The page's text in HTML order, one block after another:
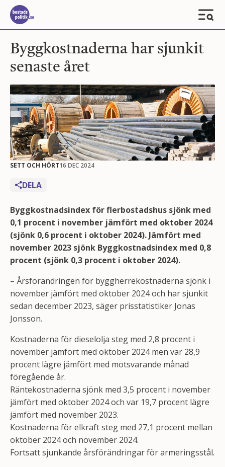
Byggkostnaderna har sjunkit
senaste året
SETT OCH HÖRT16 DEC 2024
DELA
Byggkostnadsindex för flerbostadshus sjönk med
0,1 procent i november jämfört med oktober 2024
(sjönk 0,6 procent i oktober 2024). Jämfört med
november 2023 sjönk Byggkostnadsindex med 0,8
procent (sjönk 0,3 procent i oktober 2024).
– Årsförändringen för byggherrekostnaderna sjönk i
november jämfört med oktober 2024 och har sjunkit
sedan december 2023, säger prisstatistiker Jonas
Jonsson.
Kostnaderna för dieselolja steg med 2,8 procent i
november jämfört med oktober 2024 men var 28,9
procent lägre jämfört med motsvarande månad
föregående år.
Räntekostnaderna sjönk med 3,5 procent i november
jämfört med oktober 2024 och var 19,7 procent lägre
jämfört med november 2023.
Kostnaderna för elkraft steg med 27,1 procent mellan
oktober 2024 och november 2024.
Fortsatt sjunkande årsförändringar för armeringsstål.